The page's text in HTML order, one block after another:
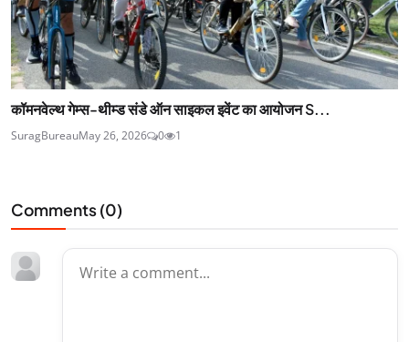
कॉमनवेल्थ गेम्स-थीम्ड संडे ऑन साइकल इवेंट का आयोजन S...
SuragBureauMay 26, 2026 0 1
Comments (0)